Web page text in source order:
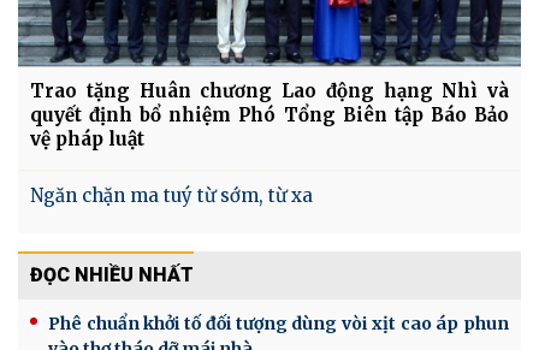
Trao tặng Huân chương Lao động hạng Nhì và
quyết định bổ nhiệm Phó Tổng Biên tập Báo Bảo
vệ pháp luật
Ngăn chặn ma tuý từ sớm, từ xa
ĐỌC NHIỀU NHẤT
Phê chuẩn khởi tố đối tượng dùng vòi xịt cao áp phun